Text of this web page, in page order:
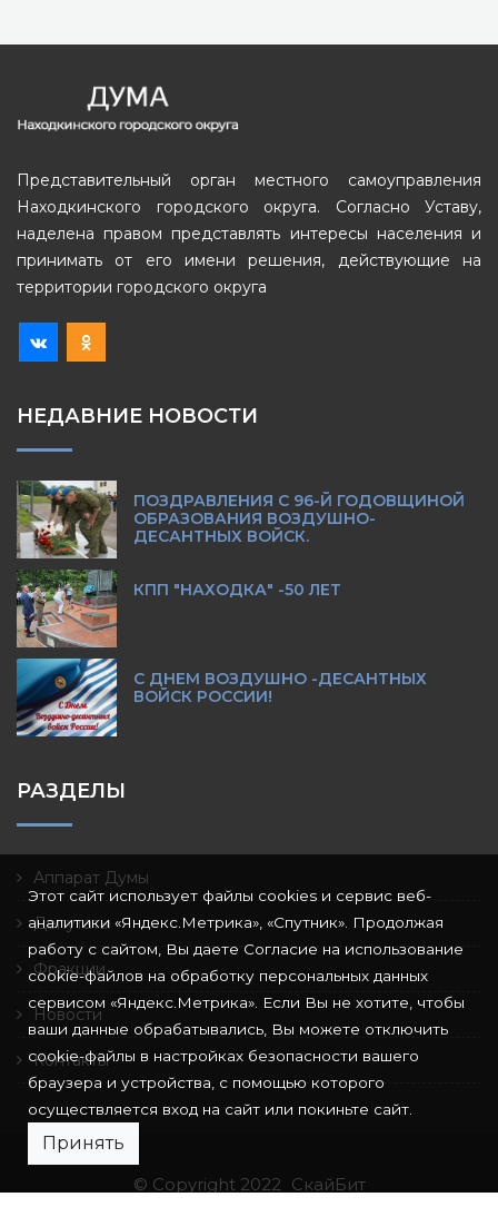
Представительный орган местного самоуправления
Находкинского городского округа. Согласно Уставу,
наделена правом представлять интересы населения и
принимать от его имени решения, действующие на
территории городского округа
НЕДАВНИЕ НОВОСТИ
ПОЗДРАВЛЕНИЯ С 96-Й ГОДОВЩИНОЙ
ОБРАЗОВАНИЯ ВОЗДУШНО-
ДЕСАНТНЫХ ВОЙСК.
КПП "НАХОДКА" -50 ЛЕТ
С ДНЕМ ВОЗДУШНО -ДЕСАНТНЫХ
ВОЙСК РОССИИ!
РАЗДЕЛЫ
Аппарат Думы
Депутаты
Фракции
Новости
Контакты
© Copyright 2022 СкайБит
Этот сайт использует файлы cookies и сервис веб-
аналитики «Яндекс.Метрика», «Спутник». Продолжая
работу с сайтом, Вы даете Согласие на использование
cookie-файлов на обработку персональных данных
сервисом «Яндекс.Метрика». Если Вы не хотите, чтобы
ваши данные обрабатывались, Вы можете отключить
cookie-файлы в настройках безопасности вашего
браузера и устройства, с помощью которого
осуществляется вход на сайт или покиньте сайт.
Принять